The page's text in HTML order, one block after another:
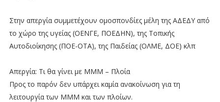
Στην απεργία συμμετέχουν ομοσπονδίες μέλη της ΑΔΕΔΥ από
το χώρο της υγείας (ΟΕΝΓΕ, ΠΟΕΔΗΝ), της Τοπικής
Αυτοδιοίκησης (ΠΟΕ-ΟΤΑ), της Παιδείας (ΟΛΜΕ, ΔΟΕ) κλπ
Απεργία: Τι θα γίνει με ΜΜΜ – Πλοία
Προς το παρόν δεν υπάρχει καμία ανακοίνωση για τη
λειτουργία των ΜΜΜ και των πλοίων.